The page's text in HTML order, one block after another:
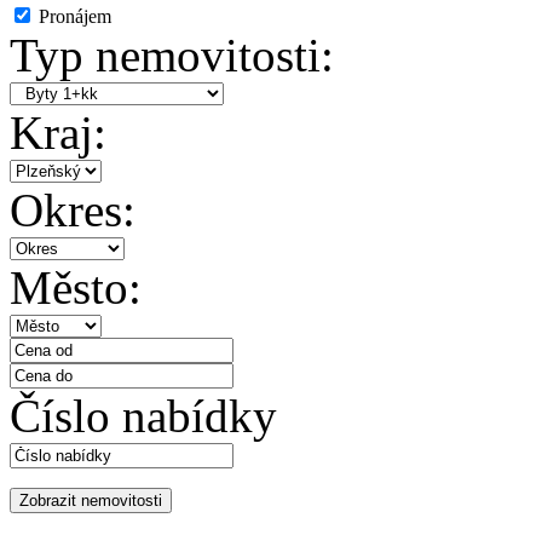
Pronájem
Typ nemovitosti:
Kraj:
Okres:
Město:
Číslo nabídky